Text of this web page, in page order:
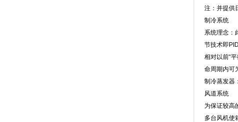
注：并
制冷系统
系统理念
节技术即PID
相对以前“平
命周期内可
制冷蒸发器
风道系统
为保证较高的
多台风机使